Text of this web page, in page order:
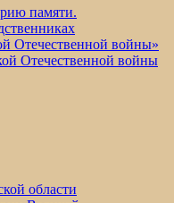
памяти.
Отечественной войны»
Отечественной войны
области